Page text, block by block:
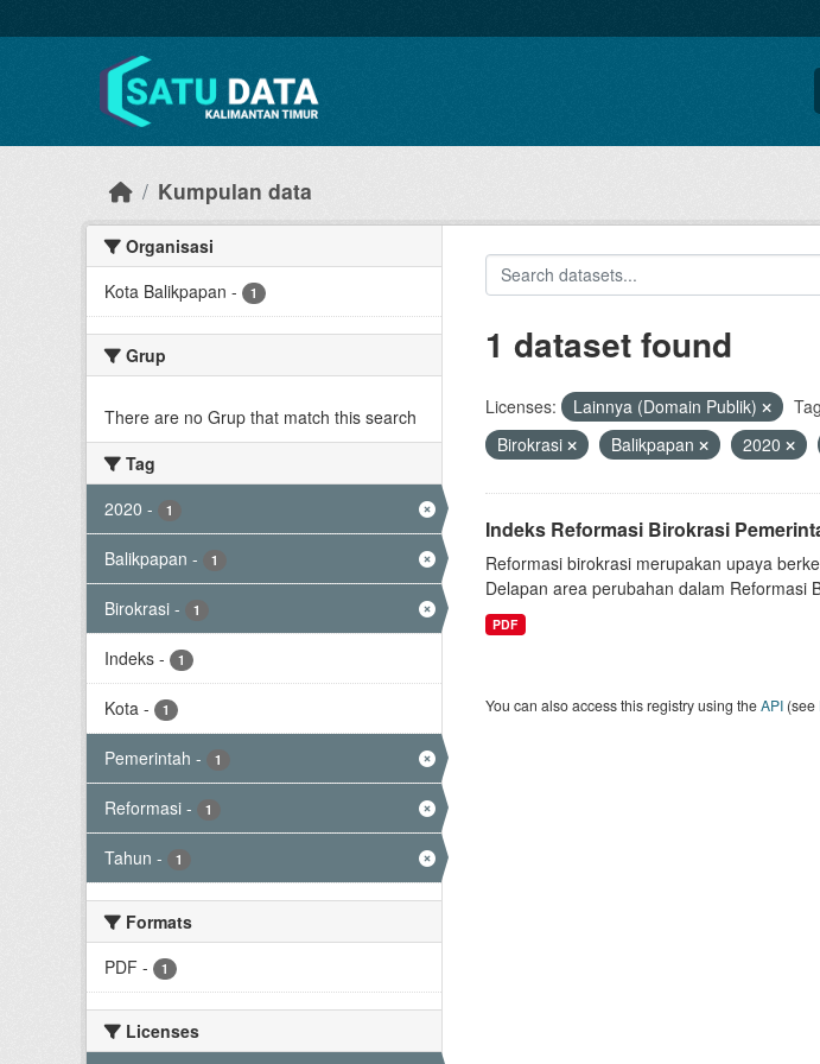
Kumpulan data
Organisasi
Kota Balikpapan - 1
Grup
There are no Grup that match this search
Tag
2020 - 1
Balikpapan - 1
Birokrasi - 1
Indeks - 1
Kota - 1
Pemerintah - 1
Reformasi - 1
Tahun - 1
Formats
PDF - 1
Licenses
1 dataset found
Licenses: Lainnya (Domain Publik)
Birokrasi
Balikpapan 2020
Indeks Reformasi Birokrasi
Reformasi birokrasi merupakan upaya
Delapan area perubahan dalam Reformasi
PDF
You can also access this registry using theAPI(see